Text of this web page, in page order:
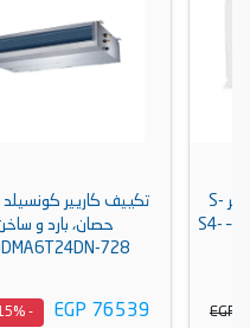
تكييف كاريير كونسيلد انفرتر، 3
حصان، بارد و ساخن -
53QDMA6T24DN-728
EGP 76539
- 15%
EGP